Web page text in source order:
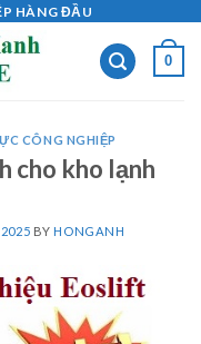
HÀNG ĐẦU
0
CÔNG NGHIỆP
cho kho lạnh
BYHONGANH